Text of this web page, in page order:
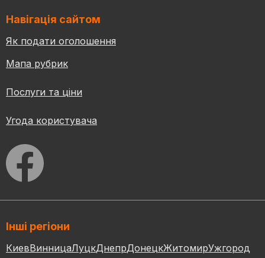
Навігація сайтом
Як подати оголошення
Мапа рубрик
Послуги та ціни
Угода користувача
Інші регіони
КиевВинницаЛуцкДнепрДонецкЖитомирУжгород